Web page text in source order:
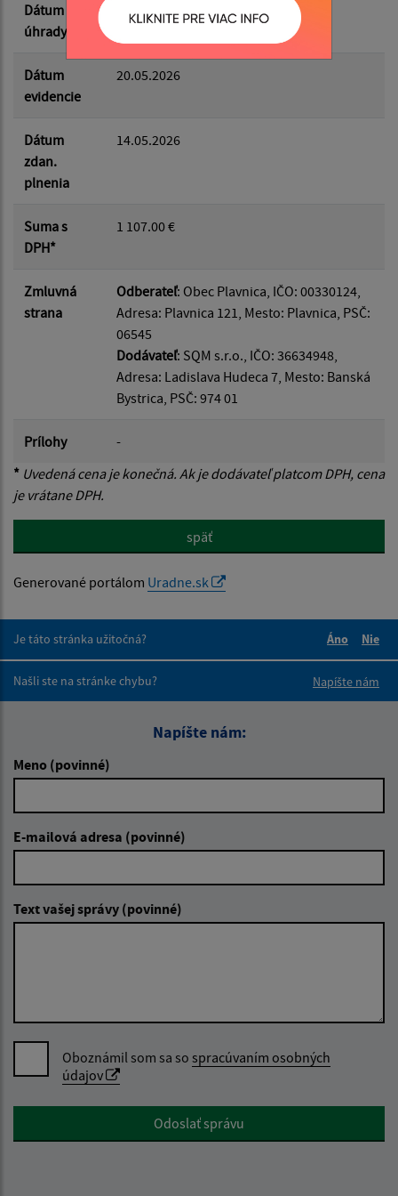
Dátum
úhrady
28.05.2026
Dátum
evidencie
20.05.2026
Dátum
zdan.
plnenia
14.05.2026
Suma s
DPH*
1 107.00 €
Zmluvná
strana
Odberateľ: Obec Plavnica, IČO: 00330124,
Adresa: Plavnica 121, Mesto: Plavnica, PSČ:
06545
Dodávateľ: SQM s.r.o., IČO: 36634948,
Adresa: Ladislava Hudeca 7, Mesto: Banská
Bystrica, PSČ: 974 01
Prílohy
-
* Uvedená cena je konečná. Ak je dodávateľ platcom DPH, cena
je vrátane DPH.
späť
Generované portálom Uradne.sk
Je táto stránka užitočná?
Áno
Nie
Našli ste na stránke chybu?
Napíšte nám
Napíšte nám:
Meno (povinné)
E-mailová adresa (povinné)
Text vašej správy (povinné)
Oboznámil som sa so spracúvaním osobných
údajov
Google reCaptcha ResponseOdoslať správu